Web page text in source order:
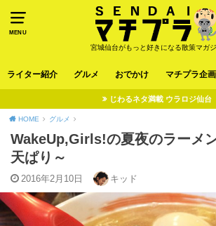
MENU
宮城仙台がもっと好きになる散策マガ
ライター紹介 グルメ おでかけ マチプラ企画
じわるネタ満載 ウラロジ仙台
HOME グルメ
WakeUp,Girls!の夏夜のラーメ
天ぱり～
2016年2月10日 キッド